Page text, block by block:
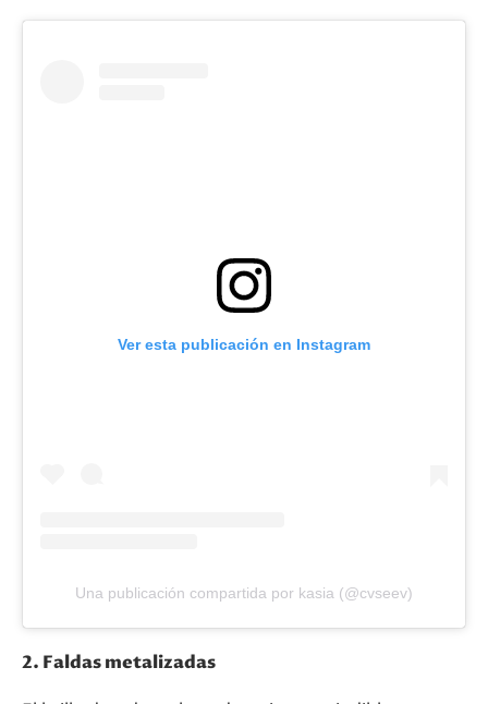
Ver esta publicación en Instagram
Una publicación compartida por kasia (@cvseev)
2. Faldas metalizadas